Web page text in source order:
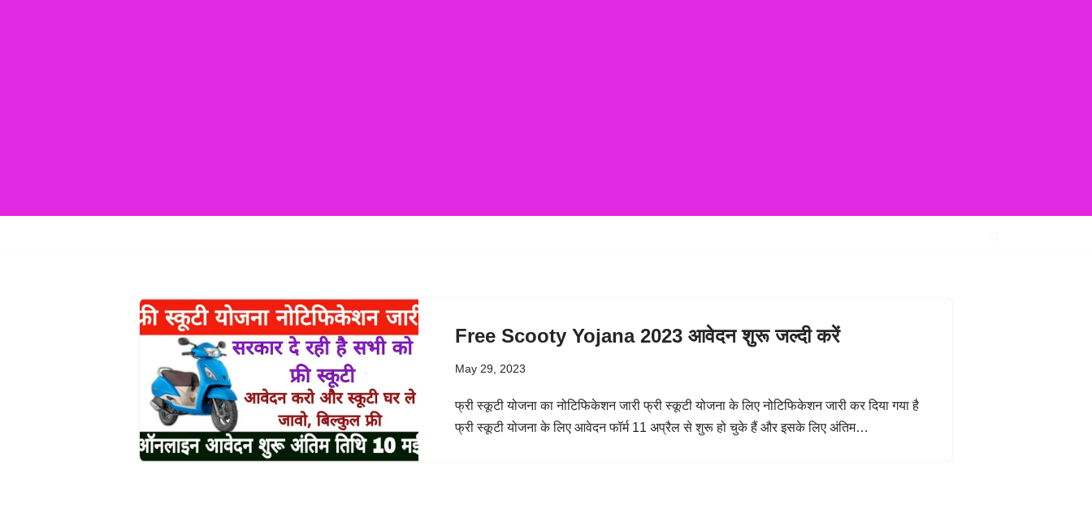
Free Scooty Yojana 2023 आवेदन शुरू जल्दी करें
May 29, 2023
फ्री स्कूटी योजना का नोटिफिकेशन जारी फ्री स्कूटी योजना के लिए नोटिफिकेशन जारी कर दिया गया है
फ्री स्कूटी योजना के लिए आवेदन फॉर्म 11 अप्रैल से शुरू हो चुके हैं और इसके लिए अंतिम…